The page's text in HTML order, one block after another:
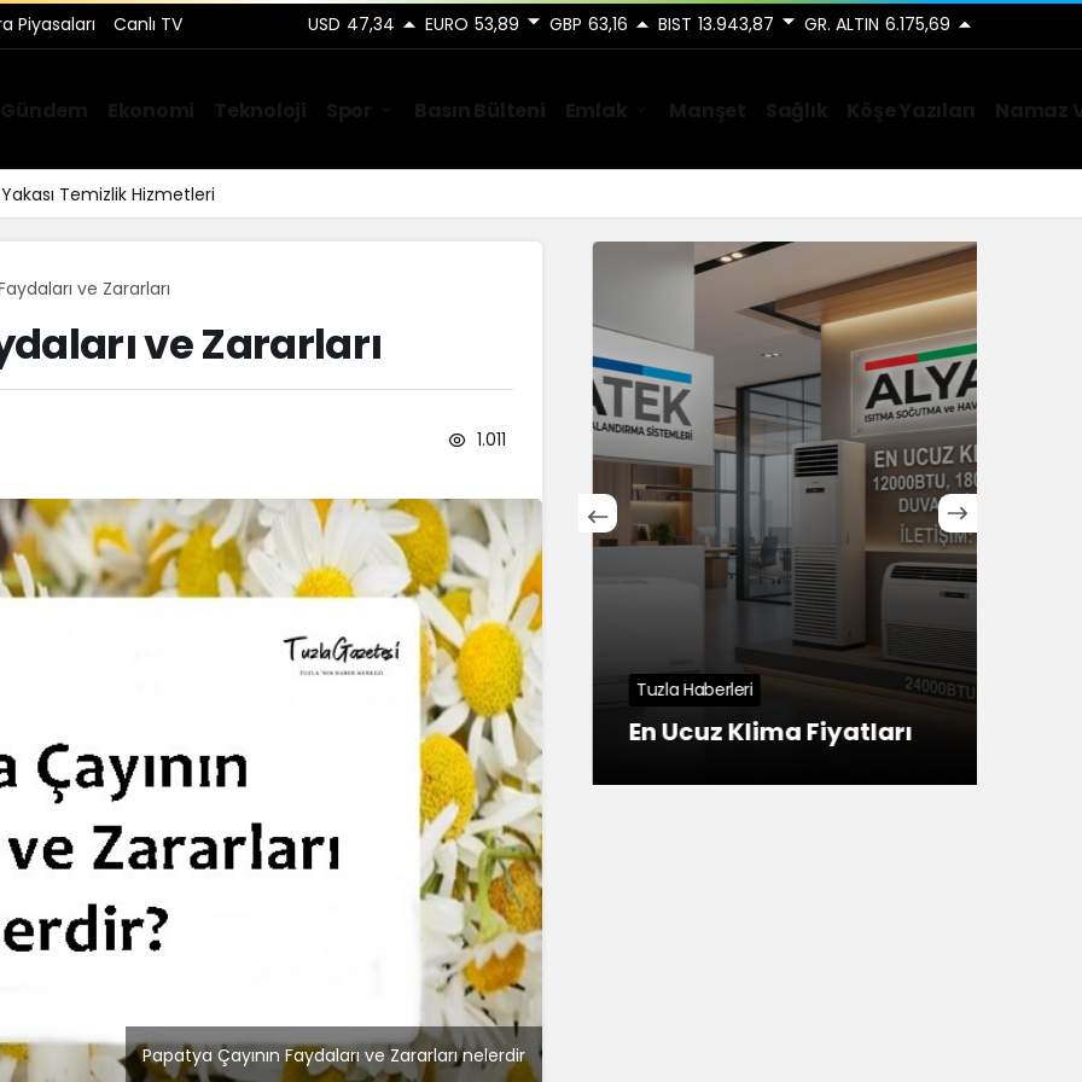
Piyasaları Canlı TV USD 47,34 EURO 53,89 GBP 63,16 BIST 13.943,87 GR. ALTIN 6.175,69
Temizlik Hizmetleri
ve Zararları
ve Zararları
1.011
Papatya Çayının Faydaları ve Zararları nelerdir
Meşhur Sivas Köftesi
Anadolu Yakası’nda
Tuzla Haberleri
En Ucuz Klima Fiyatları